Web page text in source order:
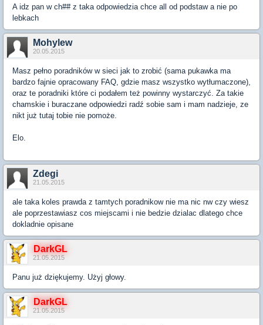
A idz pan w ch## z taka odpowiedzia chce all od podstaw a nie po
lebkach
Mohylew
20.05.2015
Masz pełno poradników w sieci jak to zrobić (sama pukawka ma
bardzo fajnie opracowany FAQ, gdzie masz wszystko wytłumaczone),
oraz te poradniki które ci podałem też powinny wystarczyć. Za takie
chamskie i buraczane odpowiedzi radź sobie sam i mam nadzieje, ze
nikt już tutaj tobie nie pomoże.
Elo.
Zdegi
21.05.2015
ale taka koles prawda z tamtych poradnikow nie ma nic nw czy wiesz
ale poprzestawiasz cos miejscami i nie bedzie dzialac dlatego chce
dokladnie opisane
DarkGL
21.05.2015
Panu już dziękujemy. Użyj głowy.
DarkGL
21.05.2015